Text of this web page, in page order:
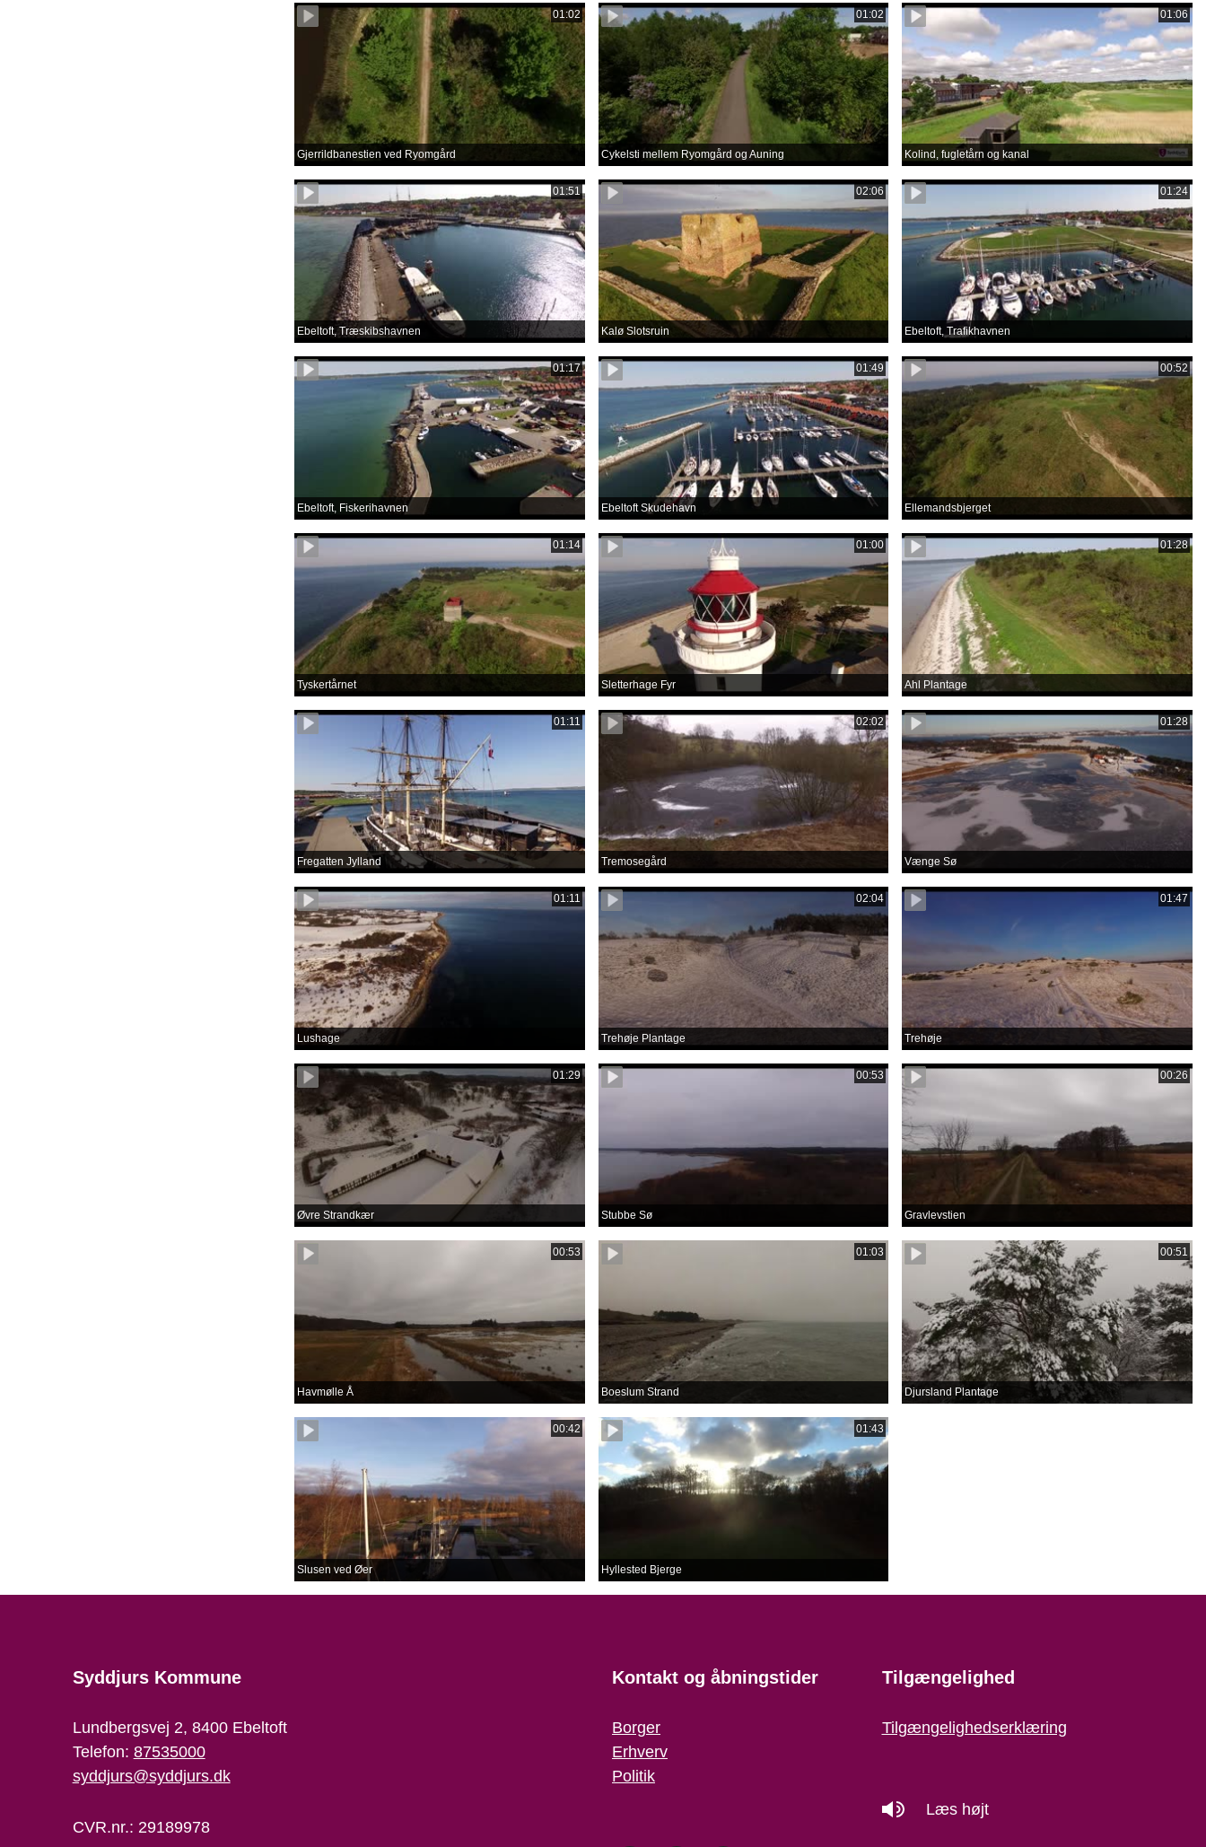
01:02
Gjerrildbanestien ved Ryomgård
01:02
Cykelsti mellem Ryomgård og Auning
01:06
Kolind, fugletårn og kanal
01:51
Ebeltoft, Træskibshavnen
02:06
Kalø Slotsruin
01:24
Ebeltoft, Trafikhavnen
01:17
Ebeltoft, Fiskerihavnen
01:49
Ebeltoft Skudehavn
00:52
Ellemandsbjerget
01:14
Tyskertårnet
01:00
Sletterhage Fyr
01:28
Ahl Plantage
01:11
Fregatten Jylland
02:02
Tremosegård
01:28
Vænge Sø
01:11
Lushage
02:04
Trehøje Plantage
01:47
Trehøje
01:29
Øvre Strandkær
00:53
Stubbe Sø
00:26
Gravlevstien
00:53
Havmølle Å
01:03
Boeslum Strand
00:51
Djursland Plantage
00:42
Slusen ved Øer
01:43
Hyllested Bjerge
Syddjurs Kommune
Lundbergsvej 2, 8400 Ebeltoft
Telefon: 87535000
syddjurs@syddjurs.dk
CVR.nr.: 29189978
Kontakt og åbningstider
Borger
Erhverv
Politik
Tilgængelighed
Tilgængelighedserklæring
Læs højt